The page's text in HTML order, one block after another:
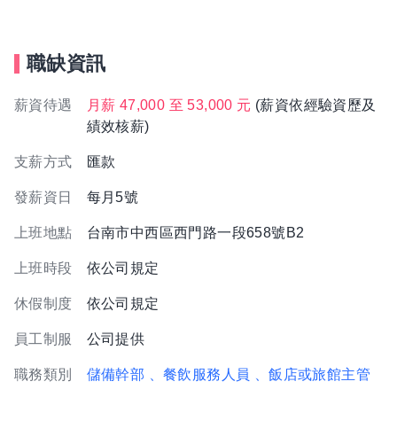
職缺資訊
薪資待遇 月薪 47,000 至 53,000 元 (薪資依經驗資歷及
績效核薪)
支薪方式 匯款
發薪資日 每月5號
上班地點 台南市中西區西門路一段658號B2
上班時段 依公司規定
休假制度 依公司規定
員工制服 公司提供
職務類別 儲備幹部 、餐飲服務人員 、飯店或旅館主管